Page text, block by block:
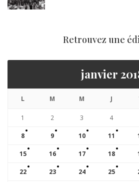
Retrouvez une
janvier
L M M J
1 2 3 4
8 9 10 11
15 16 17 18
22 23 24 25